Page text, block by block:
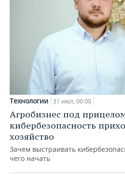
Технологии 31 июл, 00:00
Агробизнес под
кибербезопасность
хозяйство
Зачем выстраивать
чего начать